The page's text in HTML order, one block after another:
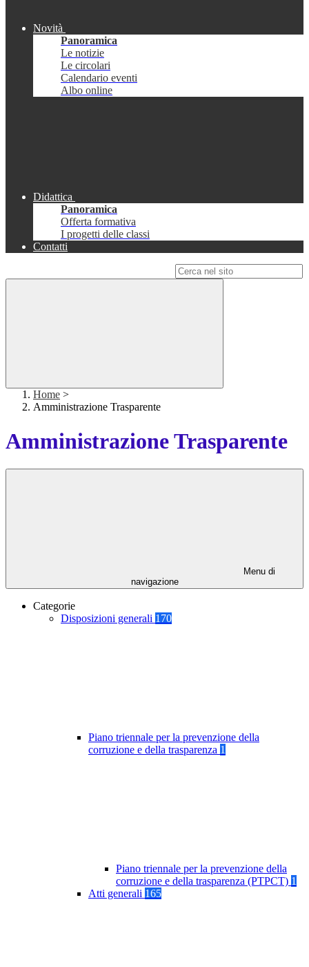
Novità
Panoramica
Le notizie
Le circolari
Calendario eventi
Albo online
Didattica
Panoramica
Offerta formativa
I progetti delle classi
Contatti
Home >
Amministrazione Trasparente
Amministrazione Trasparente
Menu di
navigazione
Categorie
Disposizioni generali 170
Piano triennale per la prevenzione della
corruzione e della trasparenza 1
Piano triennale per la prevenzione della
corruzione e della trasparenza (PTPCT) 1
Atti generali 165